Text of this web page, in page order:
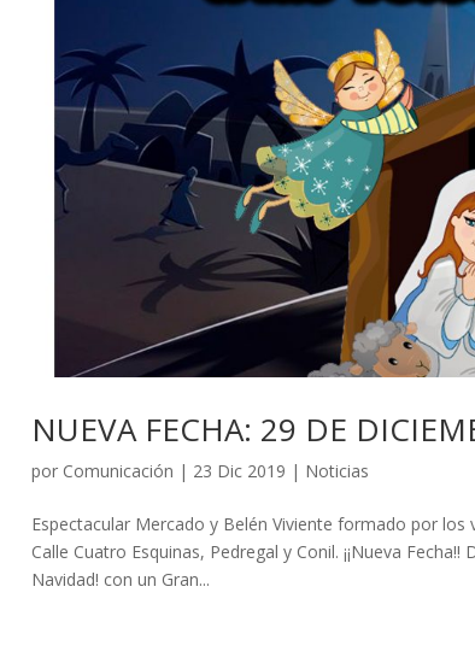
NUEVA FECHA: 29 DE
por Comunicación | 23 Dic 2019 | Noticias
Espectacular Mercado y Belén Viviente formado por
Calle Cuatro Esquinas, Pedregal y Conil. ¡¡Nueva
Navidad! con un Gran...